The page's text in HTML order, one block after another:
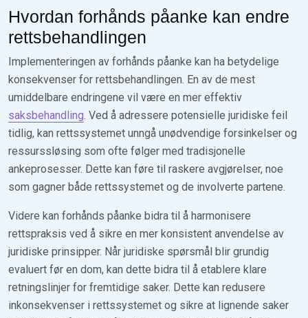
Hvordan forhånds påanke kan endre
rettsbehandlingen
Implementeringen av forhånds påanke kan ha betydelige
konsekvenser for rettsbehandlingen. En av de mest
umiddelbare endringene vil være en mer effektiv
saksbehandling. Ved å adressere potensielle juridiske feil
tidlig, kan rettssystemet unngå unødvendige forsinkelser og
ressurssløsing som ofte følger med tradisjonelle
ankeprosesser. Dette kan føre til raskere avgjørelser, noe
som gagner både rettssystemet og de involverte partene.
Videre kan forhånds påanke bidra til å harmonisere
rettspraksis ved å sikre en mer konsistent anvendelse av
juridiske prinsipper. Når juridiske spørsmål blir grundig
evaluert før en dom, kan dette bidra til å etablere klare
retningslinjer for fremtidige saker. Dette kan redusere
inkonsekvenser i rettssystemet og sikre at lignende saker